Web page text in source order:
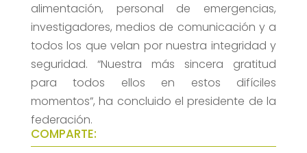
alimentación, personal de emergencias,
investigadores, medios de comunicación y a
todos los que velan por nuestra integridad y
seguridad. “Nuestra más sincera gratitud
para todos ellos en estos difíciles
momentos”, ha concluido el presidente de la
federación.
COMPARTE: